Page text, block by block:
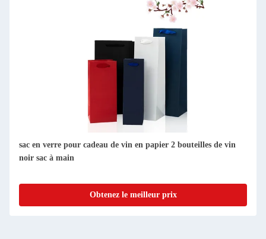
vin
En gros Logo personnalisé Meilleur prix Impression
personnalisée de marque Carton noir Sac de papier à vin
Obtenez le meilleur prix